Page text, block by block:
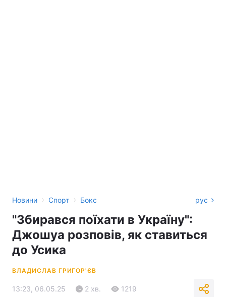
Новини › Спорт › Бокс рус
"Збирався поїхати в Україну":
Джошуа розповів, як ставиться
до Усика
ВЛАДИСЛАВ ГРИГОР'ЄВ
13:23, 06.05.25 2 хв. 1219